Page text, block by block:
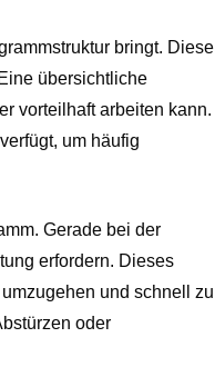
bringt. Diese
übersichtliche
vorteilhaft arbeiten kann.
um häufig
Gerade bei der
erfordern. Dieses
und schnell zu
oder